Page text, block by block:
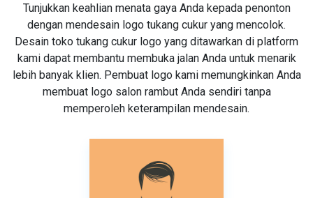
Tunjukkan keahlian menata gaya Anda kepada penonton
dengan mendesain logo tukang cukur yang mencolok.
Desain toko tukang cukur logo yang ditawarkan di platform
kami dapat membantu membuka jalan Anda untuk menarik
lebih banyak klien. Pembuat logo kami memungkinkan Anda
membuat logo salon rambut Anda sendiri tanpa
memperoleh keterampilan mendesain.